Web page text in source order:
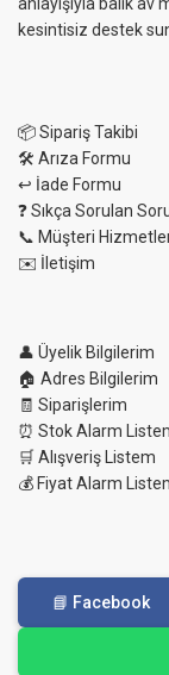
anlayışıyla balık
kesintisiz destek
📦 Sipariş Takibi
🛠 Arıza Formu
↩️ İade Formu
❓ Sıkça Sorulan
📞 Müşteri
✉️ İletişim
👤 Üyelik Bilgilerim
🏠 Adres Bilgilerim
🧾 Siparişlerim
⏰ Stok Alarm
🛒 Alışveriş Listem
💰 Fiyat Alarm
📘 Facebook